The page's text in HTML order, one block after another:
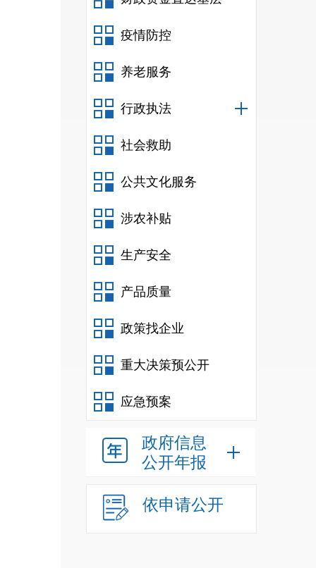
疫情防控
养老服务
行政执法
社会救助
公共文化服务
涉农补贴
生产安全
产品质量
政策找企业
重大决策预公开
应急预案
政府信息
公开年报
依申请公开